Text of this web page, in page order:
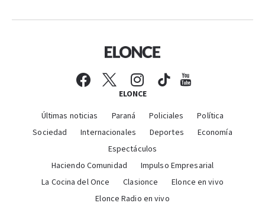
ELONCE
Últimas noticias Paraná Policiales
Política
Sociedad
Internacionales Deportes
Economía
Espectáculos
Haciendo Comunidad
Impulso Empresarial
La Cocina del Once
Clasionce
Elonce en vivo
Elonce Radio en vivo